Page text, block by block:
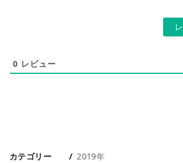
0 レビュー
カテゴリー
2019年